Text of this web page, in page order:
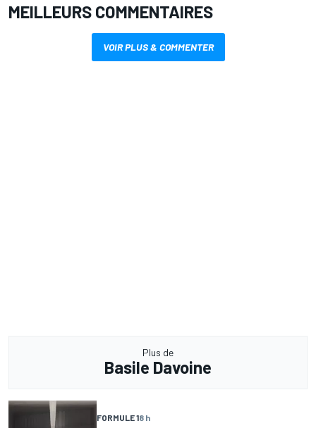
MEILLEURS COMMENTAIRES
VOIR PLUS & COMMENTER
Plus de
Basile Davoine
FORMULE 18 h